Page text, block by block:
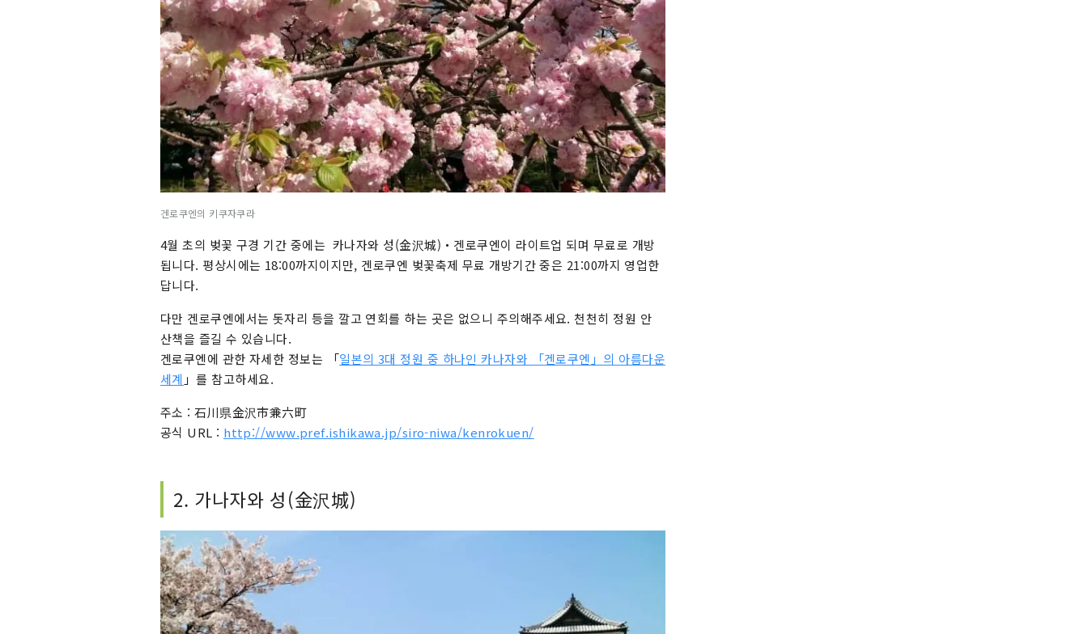
겐로쿠엔의 키쿠자쿠라
4월 초의 벚꽃 구경 기간 중에는 카나자와 성(金沢城)・겐로쿠엔이 라이트업 되며 무료로 개방
됩니다. 평상시에는 18:00까지이지만, 겐로쿠엔 벚꽃축제 무료 개방기간 중은 21:00까지 영업한
답니다.
다만 겐로쿠엔에서는 돗자리 등을 깔고 연회를 하는 곳은 없으니 주의해주세요. 천천히 정원 안
산책을 즐길 수 있습니다.
겐로쿠엔에 관한 자세한 정보는 「일본의 3대 정원 중 하나인 카나자와 「겐로쿠엔」의 아름다운
세계 」를 참고하세요.
주소 : 石川県金沢市兼六町
공식 URL : http://www.pref.ishikawa.jp/siro-niwa/kenrokuen/
2. 가나자와 성(金沢城)